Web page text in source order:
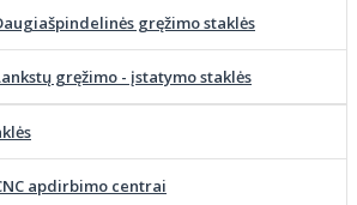
gręžimo staklės
gręžimo - įstatymo staklės
apdirbimo centrai